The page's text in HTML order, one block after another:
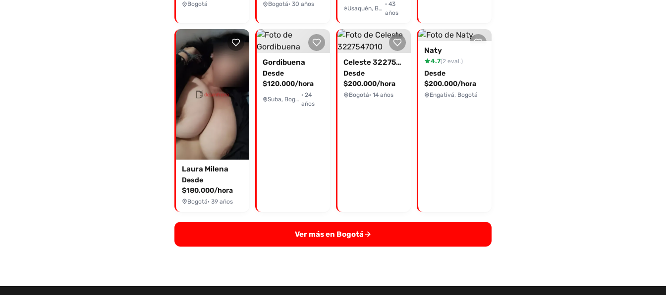
Bogotá Bogotá· 30 años
Usaquén, Bogotá
· 43
años
Laura Milena
Desde
$180.000/hora
Bogotá· 39 años
Gordibuena
Desde
$120.000/hora
Suba, Bogotá
· 24
años
Celeste 3227547010
Desde
$200.000/hora
Bogotá· 14 años
Naty
4.7(2 eval.)
Desde
$200.000/hora
Engativá, Bogotá
Ver más en Bogotá